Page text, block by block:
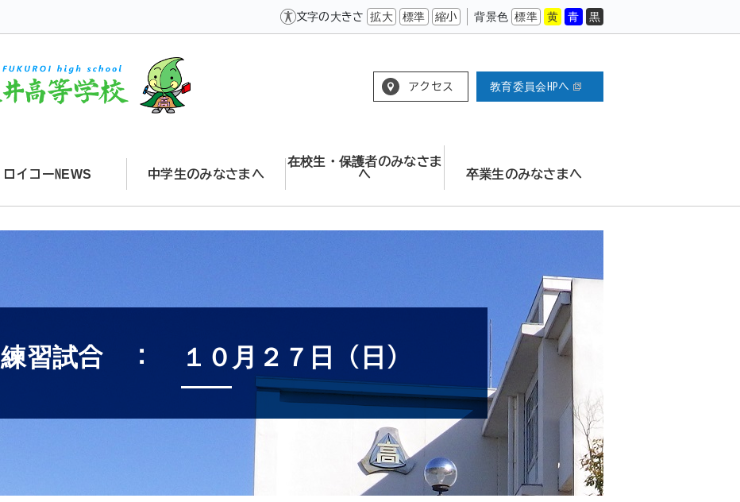
文字の大きさ 拡大 標準 縮小 背景色 標準 黄 青 黒
アクセス 教育委員会HPへ
ロイコーNEWS 中学生のみなさまへ
在校生・保護者のみなさま
へ
卒業生のみなさまへ
練習試合 ： １０月２７日（日）